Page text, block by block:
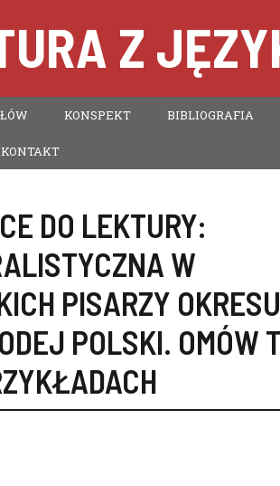
Z
KONSPEKT BIBLIOGRAFIA
KONTAKT
DO LEKTURY:
W
PISARZY OKRESU
POLSKI. OMÓW